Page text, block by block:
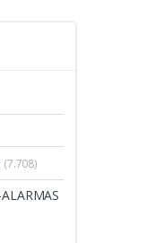
(7.708)